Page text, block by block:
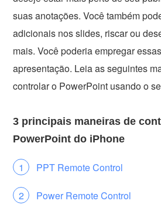
suas anotações. Você também
adicionais nos slides, riscar ou
mais. Você poderia empregar
apresentação. Leia as seguintes
controlar o PowerPoint usando o
3 principais maneiras de
PowerPoint do iPhone
PPT Remote Control
Power Remote Control